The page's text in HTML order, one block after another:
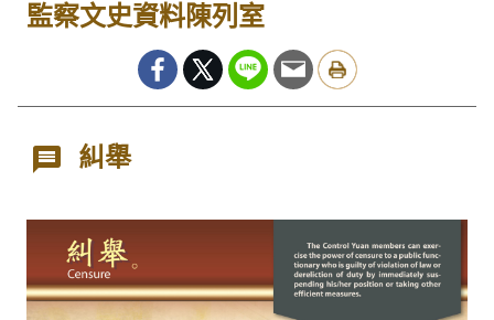
監察文史資料陳列室
糾舉